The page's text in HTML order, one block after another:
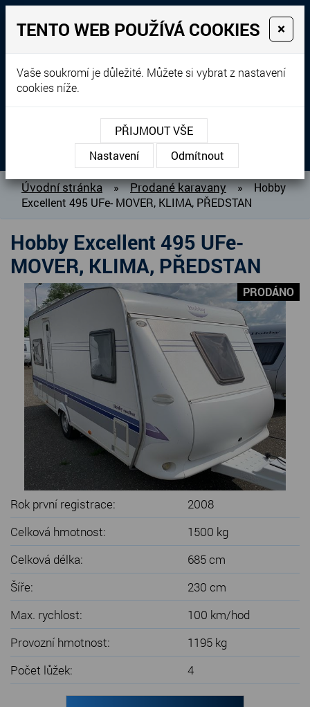
Prodej, dovoz, výkup a
pronájem karavanů
+420 604 760 364
MENU
O NÁS
BAZAR KARAVANŮ
PRODANÉ KARAVANY
PŮJČOVNA KARAVANŮ
DOPLŇKY PRO KARAVANY
SERVIS KARAVANŮ
KONTAKT
Úvodní stránka » Prodané karavany »
Hobby
Excellent 495 UFe- MOVER, KLIMA, PŘEDSTAN
Hobby Excellent 495 UFe-
MOVER, KLIMA, PŘEDSTAN
PRODÁNO
Rok první registrace:
2008
Celková hmotnost:
1500 kg
Celková délka:
685 cm
Šíře:
230 cm
Max. rychlost:
100 km/hod
Provozní hmotnost:
1195 kg
Počet lůžek:
4
TENTO WEB POUŽÍVÁ COOKIES ×
Vaše soukromí je důležité. Můžete si vybrat z nastavení
cookies níže.
PŘIJMOUT VŠE
Nastavení
Odmítnout